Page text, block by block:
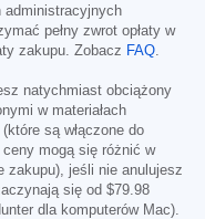
administracyjnych
pełny zwrot opłaty w
zakupu. Zobacz FAQ
natychmiast obciążony
w materiałach
są włączone do
mogą się różnić w
zakupu), jeśli nie anulujesz
się od $79.98
dla komputerów Mac).